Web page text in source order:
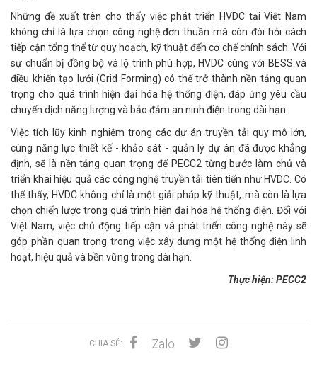
Những đề xuất trên cho thấy việc phát triển HVDC tại Việt Nam
không chỉ là lựa chọn công nghệ đơn thuần mà còn đòi hỏi cách
tiếp cận tổng thể từ quy hoạch, kỹ thuật đến cơ chế chính sách. Với
sự chuẩn bị đồng bộ và lộ trình phù hợp, HVDC cùng với BESS và
điều khiển tạo lưới (Grid Forming) có thể trở thành nền tảng quan
trọng cho quá trình hiện đại hóa hệ thống điện, đáp ứng yêu cầu
chuyển dịch năng lượng và bảo đảm an ninh điện trong dài hạn.
Việc tích lũy kinh nghiệm trong các dự án truyền tải quy mô lớn,
cùng năng lực thiết kế - khảo sát - quản lý dự án đã được khẳng
định, sẽ là nền tảng quan trọng để PECC2 từng bước làm chủ và
triển khai hiệu quả các công nghệ truyền tải tiên tiến như HVDC. Có
thể thấy, HVDC không chỉ là một giải pháp kỹ thuật, mà còn là lựa
chọn chiến lược trong quá trình hiện đại hóa hệ thống điện. Đối với
Việt Nam, việc chủ động tiếp cận và phát triển công nghệ này sẽ
góp phần quan trọng trong việc xây dựng một hệ thống điện linh
hoạt, hiệu quả và bền vững trong dài hạn.
Thực hiện: PECC2
CHIA SẺ: